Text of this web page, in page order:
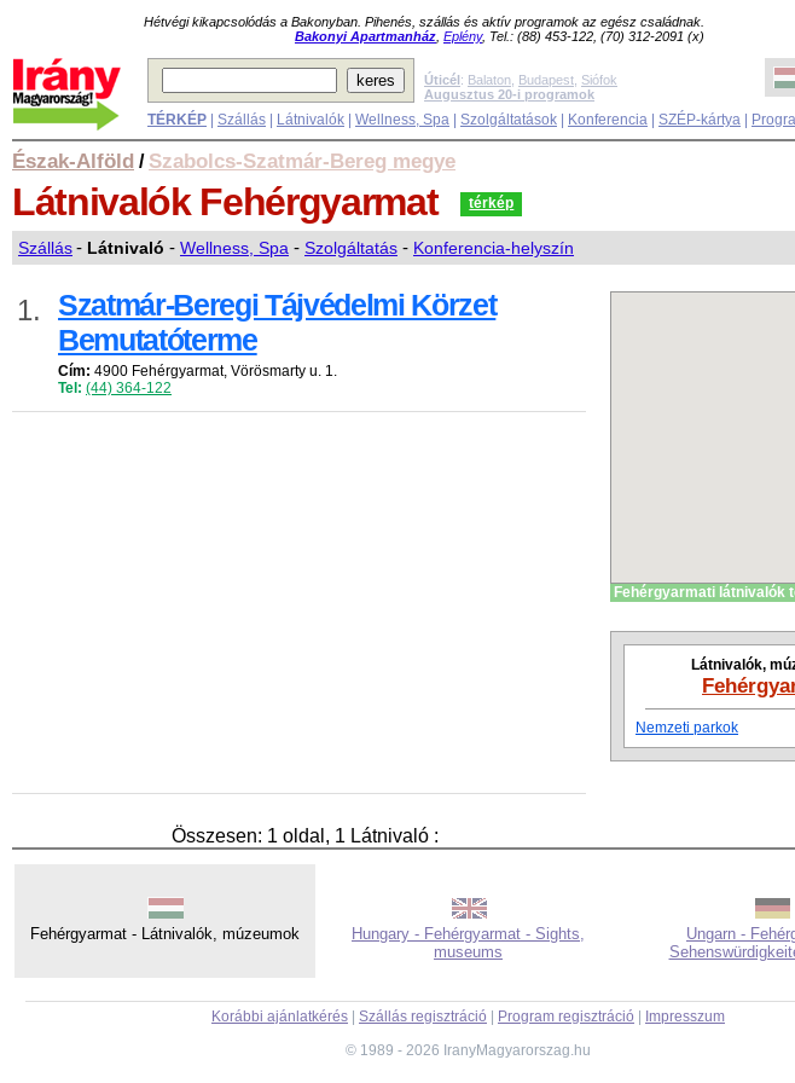
Hétvégi kikapcsolódás a Bakonyban. Pihenés, szállás és aktív programok az egész családnak.
Bakonyi Apartmanház Eplény, Tel.: (88) 453-122, (70) 312-2091 (x)
Úticél: Balaton Budapest Siófok
Augusztus 20-i programok
TÉRKÉP Szállás Látnivalók Wellness, Spa Szolgáltatások Konferencia SZÉP-kártya
Észak-Alföld / Szabolcs-Szatmár-Bereg megye
Látnivalók Fehérgyarmat térkép
Szállás- Látnivaló - Wellness, Spa - Szolgáltatás - Konferencia-helyszín
1. Szatmár-Beregi Tájvédelmi Körzet
Bemutatóterme
Cím: 4900 Fehérgyarmat, Vörösmarty u. 1.
Tel: (44) 364-122
Összesen: 1 oldal, 1 Látnivaló :
Fehérgyarmati látnivalók
Látnivalók,
Nemzeti parkok
Fehérgyarmat - Látnivalók, múzeumok
Hungary - Fehérgyarmat - Sights,
museums
Ungarn -
Korábbi ajánlatkérés Szállás regisztráció Program regisztráció
Impresszum
© 1989 - 2026 IranyMagyarorszag.hu